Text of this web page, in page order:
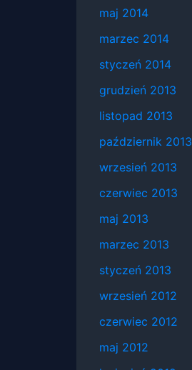
maj 2014
marzec 2014
styczeń 2014
grudzień 2013
listopad 2013
październik 2013
wrzesień 2013
czerwiec 2013
maj 2013
marzec 2013
styczeń 2013
wrzesień 2012
czerwiec 2012
maj 2012